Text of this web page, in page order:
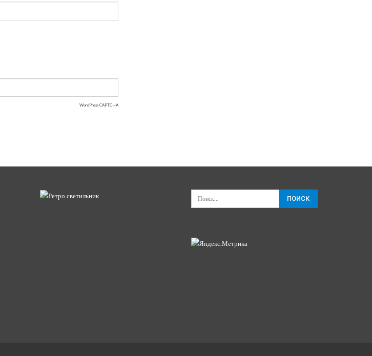
WordPress CAPTCHA